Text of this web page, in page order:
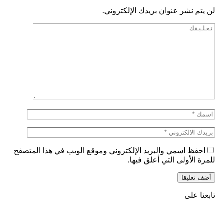
لن يتم نشر عنوان بريدك الإلكتروني.
احفظ اسمي والبريد الإلكتروني وموقع الويب في هذا المتصفح
للمرة الأولى التي أعلق فيها.
تابعنا على